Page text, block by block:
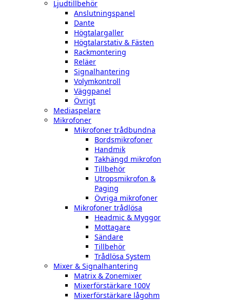
Ljudtillbehör
Anslutningspanel
Dante
Högtalargaller
Högtalarstativ & Fästen
Rackmontering
Reläer
Signalhantering
Volymkontroll
Väggpanel
Övrigt
Mediaspelare
Mikrofoner
Mikrofoner trådbundna
Bordsmikrofoner
Handmik
Takhängd mikrofon
Tillbehör
Utropsmikrofon &
Paging
Övriga mikrofoner
Mikrofoner trådlösa
Headmic & Myggor
Mottagare
Sändare
Tillbehör
Trådlösa System
Mixer & Signalhantering
Matrix & Zonemixer
Mixerförstärkare 100V
Mixerförstärkare lågohm